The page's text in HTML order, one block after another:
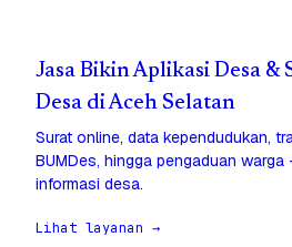
Jasa Bikin Aplikasi Desa &
Desa di Aceh Selatan
Surat online, data kependudukan,
BUMDes, hingga pengaduan
informasi desa.
Lihat layanan →